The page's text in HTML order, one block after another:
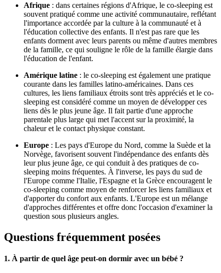
Afrique : dans certaines régions d'Afrique, le co-sleeping est
souvent pratiqué comme une activité communautaire, reflétant
l'importance accordée par la culture à la communauté et à
l'éducation collective des enfants. Il n'est pas rare que les
enfants dorment avec leurs parents ou même d'autres membres
de la famille, ce qui souligne le rôle de la famille élargie dans
l'éducation de l'enfant.
Amérique latine : le co-sleeping est également une pratique
courante dans les familles latino-américaines. Dans ces
cultures, les liens familiaux étroits sont très appréciés et le co-
sleeping est considéré comme un moyen de développer ces
liens dès le plus jeune âge. Il fait partie d'une approche
parentale plus large qui met l'accent sur la proximité, la
chaleur et le contact physique constant.
Europe : Les pays d'Europe du Nord, comme la Suède et la
Norvège, favorisent souvent l'indépendance des enfants dès
leur plus jeune âge, ce qui conduit à des pratiques de co-
sleeping moins fréquentes. À l'inverse, les pays du sud de
l'Europe comme l'Italie, l'Espagne et la Grèce encouragent le
co-sleeping comme moyen de renforcer les liens familiaux et
d'apporter du confort aux enfants. L'Europe est un mélange
d'approches différentes et offre donc l'occasion d'examiner la
question sous plusieurs angles.
Questions fréquemment posées
1. À partir de quel âge peut-on dormir avec un bébé ?